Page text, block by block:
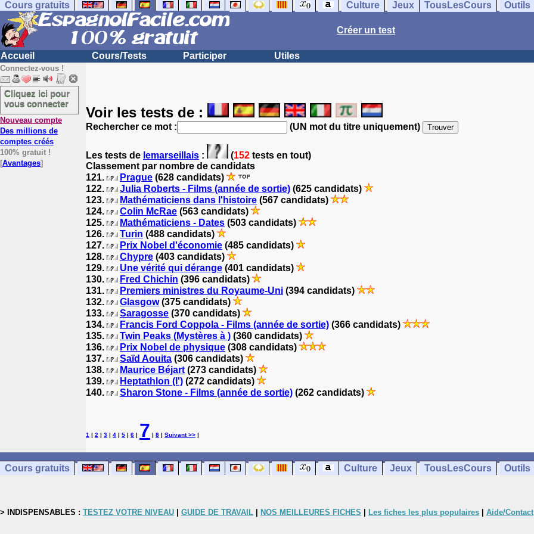
Cours gratuits Culture Jeux TousLesCours Outils
Créer un test
Accueil Cours/Tests Participer Utiles
Connectez-vous !
Cliquez ici pour
vous connecter
Nouveau compte
Des millions de
comptes créés
100% gratuit !
[Avantages]
Voir les tests de :
Rechercher ce mot : (UN mot du titre uniquement)
Les tests de lemarseillais : (152 tests en tout)
Classement par nombre de candidats
121.
Prague (628 candidats)
122.
Julia Roberts - Films (année de sortie) (625 candidats)
123.
Mathématiciens dans l'histoire (567 candidats)
124.
Colin McRae (563 candidats)
125.
Mathématiciens - Dates (503 candidats)
126.
Turin (488 candidats)
127.
Prix Nobel d'économie (485 candidats)
128.
Chypre (403 candidats)
129.
Une vérité qui dérange (401 candidats)
130.
Fred Chichin (396 candidats)
131.
Premiers ministres du Royaume-Uni (394 candidats)
132.
Glasgow(375 candidats)
133.
Saragosse (370 candidats)
134.
Francis Ford Coppola - Films (année de sortie) (366 candidats)
135.
Twin Peaks (Mystères à ) (360 candidats)
136.
Prix Nobel de physique (308 candidats)
137.
Saïd Aouita (306 candidats)
138.
Maurice Béjart (273 candidats)
139.
Heptathlon (l') (272 candidats)
140.
Sharon Stone - Films (année de sortie) (262 candidats)
1 | 2 | 3 | 4 | 5 | 6 | 7 | 8 | Suivant >> |
Cours gratuits Culture Jeux TousLesCours Outils
> INDISPENSABLES : TESTEZ VOTRE NIVEAU GUIDE DE TRAVAIL NOS MEILLEURES FICHES Les fiches les plus populaires Aide/Contact